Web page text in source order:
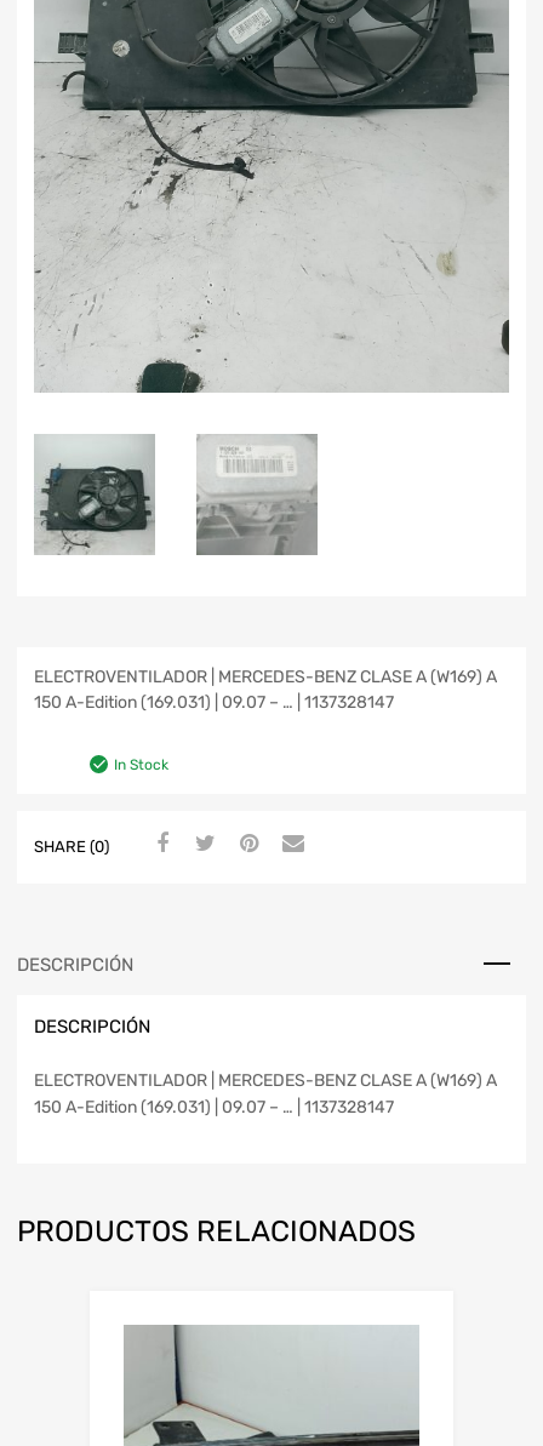
ELECTROVENTILADOR | MERCEDES-BENZ CLASE A (W169) A
150 A-Edition (169.031) | 09.07 – … | 1137328147
In Stock
SHARE (0)
DESCRIPCIÓN
DESCRIPCIÓN
ELECTROVENTILADOR | MERCEDES-BENZ CLASE A (W169) A
150 A-Edition (169.031) | 09.07 – … | 1137328147
PRODUCTOS RELACIONADOS